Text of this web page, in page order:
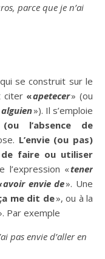
parce que je n’ai
se construit sur le
citer«apetecer» (ou
»). Il s’emploie
(ou l’absence de
L’envie (ou pas)
faire ou utiliser
l’expression «tener
avoir envie de». Une
me dit de», ou à la
Par exemple
pas envie d’aller en